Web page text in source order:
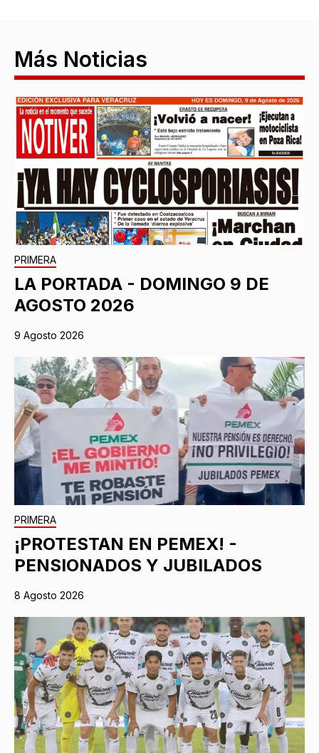
Más Noticias
PRIMERA
LA PORTADA - DOMINGO 9 DE
AGOSTO 2026
9 Agosto 2026
PRIMERA
¡PROTESTAN EN PEMEX! -
PENSIONADOS Y JUBILADOS
8 Agosto 2026